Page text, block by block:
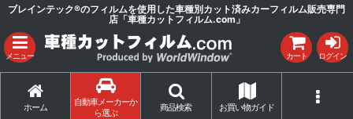
ブレインテック®のフィルムを使用した車種別カット済みカーフィルム販売専門
店「車種カットフィルム.com」
メニュー カート ログイン
ホーム
自動車メーカーか
ら選ぶ
商品検索 お買い物ガイド